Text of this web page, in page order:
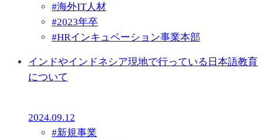
#海外IT人材
#2023年卒
#HRインキュベーション事業本部
インドやインドネシア現地で行っている日本語教育
について
2024.09.12
#新規事業